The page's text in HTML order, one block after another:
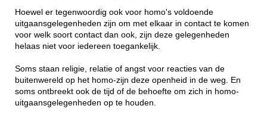
Hoewel er tegenwoordig ook voor homo's voldoende
uitgaansgelegenheden zijn om met elkaar in contact te komen
voor welk soort contact dan ook, zijn deze gelegenheden
helaas niet voor iedereen toegankelijk.
Soms staan religie, relatie of angst voor reacties van de
buitenwereld op het homo-zijn deze openheid in de weg. En
soms ontbreekt ook de tijd of de behoefte om zich in homo-
uitgaansgelegenheden op te houden.